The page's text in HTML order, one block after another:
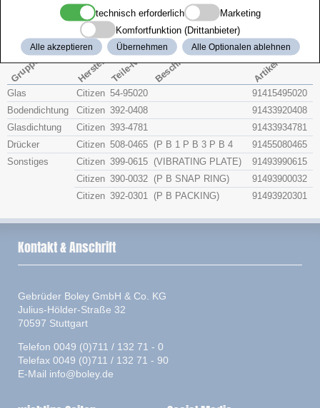
Citizen 4-390547
Gruppe HerstellerTeile-Nr. Beschreibung Artikel-Nr.
Glas Citizen 54-95020
91415495020
Bodendichtung
Citizen 392-0408
91433920408
Glasdichtung
Citizen 393-4781
91433934781
Drücker
Citizen 508-0465 (P B 1 P B 3 P B 4
91455080465
Sonstiges
Citizen 399-0615 (VIBRATING PLATE)
91493990615
Citizen 390-0032 (P B SNAP RING)
91493900032
Citizen 392-0301 (P B PACKING) 91493920301
technisch erforderlich
Marketing
Komfortfunktion (Drittanbieter)
Alle akzeptieren Übernehmen Alle Optionalen ablehnen
Kontakt & Anschrift
Gebrüder Boley GmbH & Co. KG
Julius-Hölder-Straße 32
70597 Stuttgart
Telefon 0049 (0)711 / 132 71 - 0
Telefax 0049 (0)711 / 132 71 - 90
E-Mail info@boley.de